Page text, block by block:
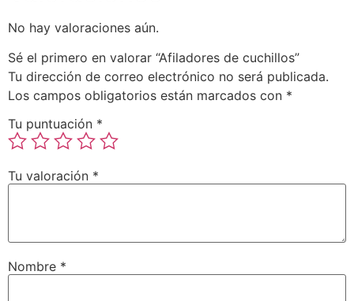
No hay valoraciones aún.
Sé el primero en valorar “Afiladores de cuchillos”
Tu dirección de correo electrónico no será publicada.
Los campos obligatorios están marcados con *
Tu puntuación *
Tu valoración *
Nombre *